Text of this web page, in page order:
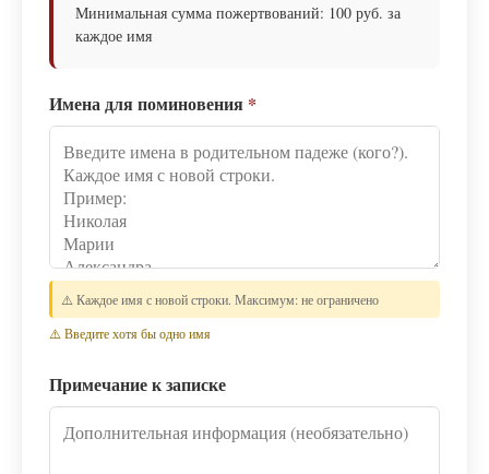
Минимальная сумма пожертвований: 100 руб. за
каждое имя
Имена для поминовения *
⚠️ Каждое имя с новой строки. Максимум: не ограничено
⚠️ Введите хотя бы одно имя
Примечание к записке